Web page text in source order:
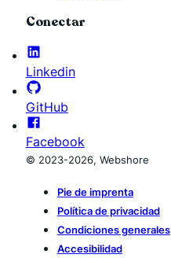
Conectar
Linkedin
GitHub
Facebook
© 2023-2026, Webshore
Pie de imprenta
Política de privacidad
Condiciones generales
Accesibilidad